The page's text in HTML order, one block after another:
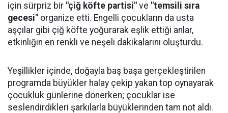
için sürpriz bir "çiğ köfte partisi" ve "temsili sıra
gecesi" organize etti. Engelli çocukların da usta
aşçılar gibi çiğ köfte yoğurarak eşlik ettiği anlar,
etkinliğin en renkli ve neşeli dakikalarını oluşturdu.
Yeşillikler içinde, doğayla baş başa gerçekleştirilen
programda büyükler halay çekip yakan top oynayarak
çocukluk günlerine dönerken; çocuklar ise
seslendirdikleri şarkılarla büyüklerinden tam not aldı.